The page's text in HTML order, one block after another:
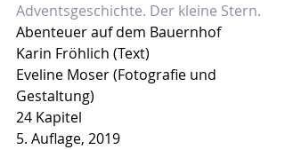
Adventsgeschichte. Der kleine Stern.
Abenteuer auf dem Bauernhof
Karin Fröhlich (Text)
Eveline Moser (Fotografie und
Gestaltung)
24 Kapitel
5. Auflage, 2019